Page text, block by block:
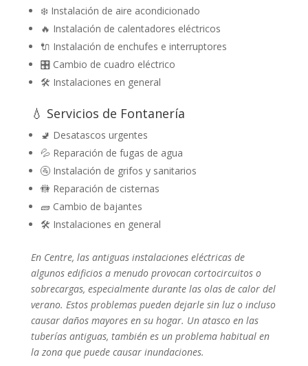
❄️ Instalación de aire acondicionado
🔥 Instalación de calentadores eléctricos
🔌 Instalación de enchufes e interruptores
🎛️ Cambio de cuadro eléctrico
🛠️ Instalaciones en general
💧 Servicios de Fontanería
🚽 Desatascos urgentes
💦 Reparación de fugas de agua
🚰 Instalación de grifos y sanitarios
🚻 Reparación de cisternas
🧱 Cambio de bajantes
🛠️ Instalaciones en general
En Centre, las antiguas instalaciones eléctricas de
algunos edificios a menudo provocan cortocircuitos o
sobrecargas, especialmente durante las olas de calor del
verano. Estos problemas pueden dejarle sin luz o incluso
causar daños mayores en su hogar. Un atasco en las
tuberías antiguas, también es un problema habitual en
la zona que puede causar inundaciones.